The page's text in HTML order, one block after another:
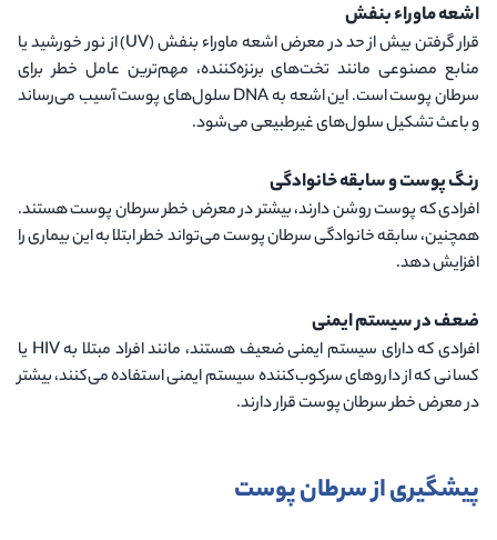
اشعه ماوراء بنفش
قرار گرفتن بیش از حد در معرض اشعه ماوراء بنفش(UV)
از نور خورشید یا
منابع مصنوعی مانند تخت‌های برنزه‌کننده، مهم‌ترین عامل خطر برای
سرطان پوست است. این اشعه بهDNAسلول‌های پوست آسیب می‌رساند
و باعث تشکیل سلول‌های غیرطبیعی می‌شود.
رنگ پوست و سابقه خانوادگی
افرادی که پوست روشن دارند، بیشتر در معرض خطر سرطان پوست هستند.
همچنین، سابقه خانوادگی سرطان پوست می‌تواند خطر ابتلا به این بیماری را
افزایش دهد.
ضعف در سیستم ایمنی
افرادی که دارای سیستم ایمنی ضعیف هستند، مانند افراد مبتلا بهHIV یا
کسانی که از داروهای سرکوب‌کننده سیستم ایمنی استفاده می‌کنند، بیشتر
در معرض خطر سرطان پوست قرار دارند.
پیشگیری از سرطان پوست